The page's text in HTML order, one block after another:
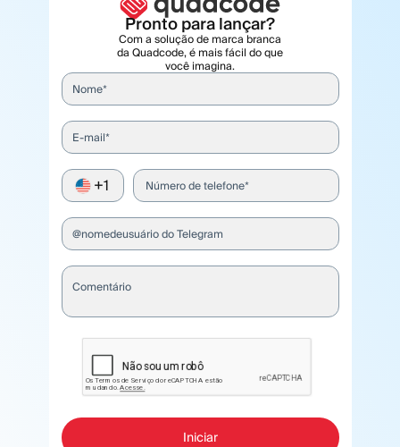
Pronto para lançar?
Com a solução de marca branca
da Quadcode, é mais fácil do que
você imagina.
Nome*
E-mail*
+1 Número de telefone*
@nomedeusuário do Telegram
Comentário
Iniciar